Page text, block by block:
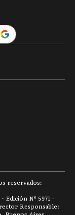
reservados:
Edición Nº 5971 -
Responsable: